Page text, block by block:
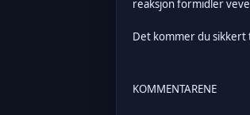
reaksjon formidler
Det kommer du sikkert
KOMMENTARENE